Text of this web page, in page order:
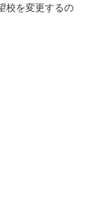
校を変更するの